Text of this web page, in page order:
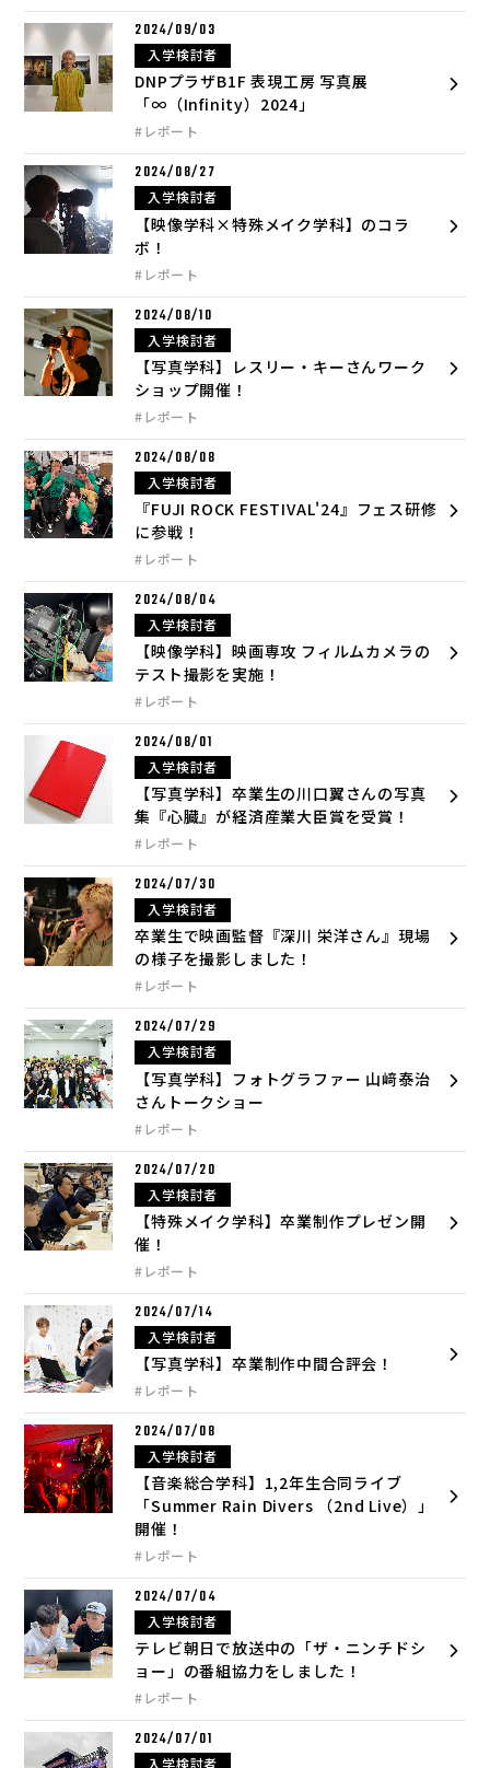
2024/09/03
入学検討者
DNPプラザB1F 表現工房 写真展
「∞（Infinity）2024」
#レポート
2024/08/27
入学検討者
【映像学科×特殊メイク学科】のコラ
ボ！
#レポート
2024/08/10
入学検討者
【写真学科】レスリー・キーさんワーク
ショップ開催！
#レポート
2024/08/08
入学検討者
『FUJI ROCK FESTIVAL'24』フェス研修
に参戦！
#レポート
2024/08/04
入学検討者
【映像学科】映画専攻 フィルムカメラの
テスト撮影を実施！
#レポート
2024/08/01
入学検討者
【写真学科】卒業生の川口翼さんの写真
集『心臓』が経済産業大臣賞を受賞！
#レポート
2024/07/30
入学検討者
卒業生で映画監督『深川 栄洋さん』現場
の様子を撮影しました！
#レポート
2024/07/29
入学検討者
【写真学科】フォトグラファー 山﨑泰治
さんトークショー
#レポート
2024/07/20
入学検討者
【特殊メイク学科】卒業制作プレゼン開
催！
#レポート
2024/07/14
入学検討者
【写真学科】卒業制作中間合評会！
#レポート
2024/07/08
入学検討者
【音楽総合学科】1,2年生合同ライブ
「Summer Rain Divers （2nd Live）」
開催！
#レポート
2024/07/04
入学検討者
テレビ朝日で放送中の「ザ・ニンチドシ
ョー」の番組協力をしました！
#レポート
2024/07/01
入学検討者